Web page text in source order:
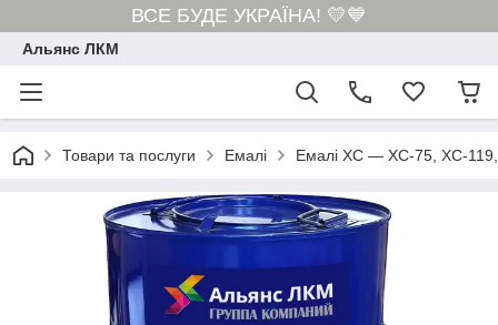
ВСЕ БУДЕ УКРАЇНА! 💛💙
Альянс ЛКМ
Товари та послуги Емалі Емалі ХС — ХС-75, ХС-